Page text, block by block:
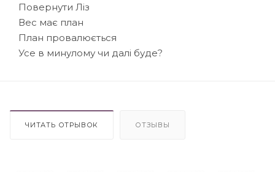
Повернути Ліз
Вес має план
План провалюється
Усе в минулому чи далі буде?
ЧИТАТЬ ОТРЫВОК ОТЗЫВЫ